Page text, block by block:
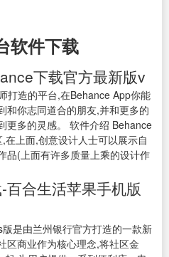
软件下载
下载官方最新版v
打造的平台,在Behance App你能
和你志同道合的朋友,并和更多的
更多的灵感。 软件介绍 Behance
上面,创意设计人士可以展示自
品(上面有许多质量上乘的设计作
合生活苹果手机版
是由兰州银行官方打造的一款新
区商业作为核心理念,将社区金